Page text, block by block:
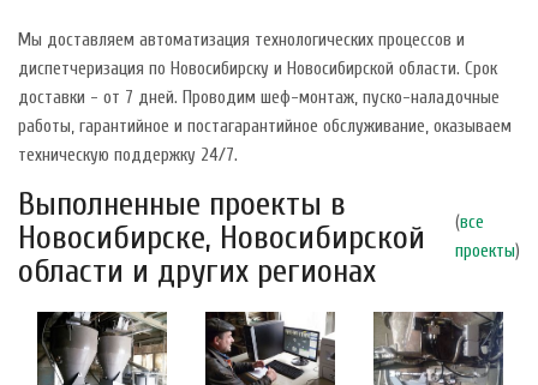
Мы доставляем автоматизация технологических процессов и
диспетчеризация по Новосибирску и Новосибирской области. Срок
доставки - от 7 дней. Проводим шеф-монтаж, пуско-наладочные
работы, гарантийное и постагарантийное обслуживание, оказываем
техническую поддержку 24/7.
Выполненные проекты в
Новосибирске, Новосибирской
области и других регионах
(все
проекты)